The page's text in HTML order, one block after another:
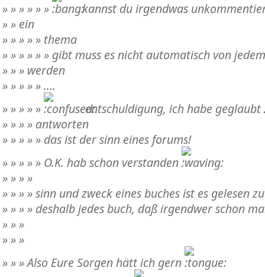
» » » » » »
kannst du irgendwas
» » ein
» » » » » thema
» » » » » » gibt muss es nicht automatisch von
» » » werden
» » » » » ....
» » » » »
entschuldigung, ich habe geglaubt
» » » » antworten
» » » » » das ist der sinn eines forums!
» » » » » O.K. hab schon verstanden
» » » »
» » » » sinn und zweck eines buches ist es gelesen
» » » » deshalb jedes buch, daß irgendwer schon
» » »
» » »
» » » Also Eure Sorgen hätt ich gern